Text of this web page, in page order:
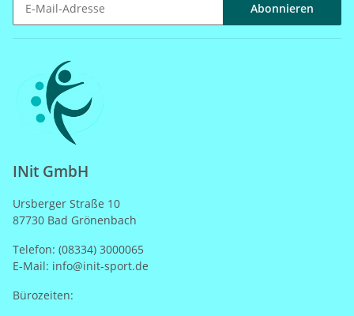
Abonnieren
INit GmbH
Ursberger Straße 10
87730 Bad Grönenbach
Telefon: (08334) 3000065
E-Mail: info@init-sport.de
Bürozeiten: